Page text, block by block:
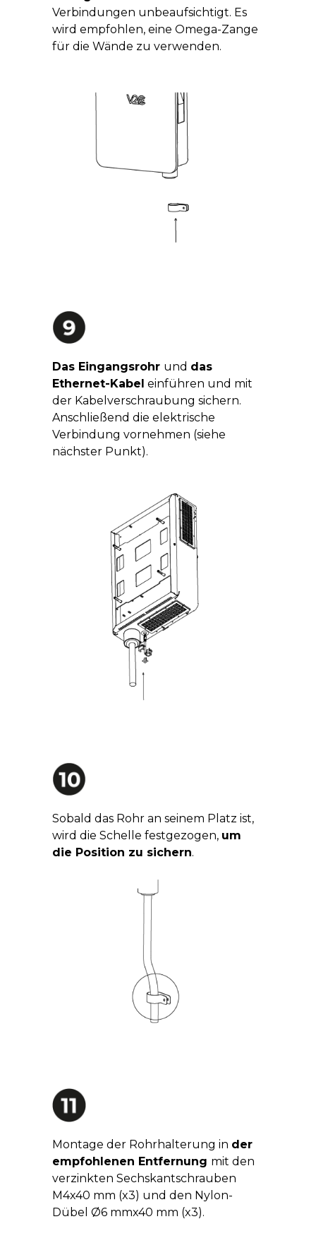
Verbindungen unbeaufsichtigt. Es
wird empfohlen, eine Omega-Zange
für die Wände zu verwenden.
Das Eingangsrohr und das
Ethernet-Kabel einführen und mit
der Kabelverschraubung sichern.
Anschließend die elektrische
Verbindung vornehmen (siehe
nächster Punkt).
Sobald das Rohr an seinem Platz ist,
wird die Schelle festgezogen, um
die Position zu sichern.
Montage der Rohrhalterung in der
empfohlenen Entfernung mit den
verzinkten Sechskantschrauben
M4x40 mm (x3) und den Nylon-
Dübel Ø6 mmx40 mm (x3).